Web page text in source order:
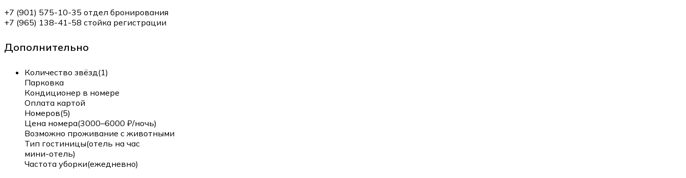
+7 (901) 575-10-35 отдел бронирования
+7 (965) 138-41-58 стойка регистрации
Дополнительно
Количество звёзд(1)
Парковка
Кондиционер в номере
Оплата картой
Номеров(5)
Цена номера(3000–6000 ₽/ночь)
Возможно проживание с животными
Тип гостиницы(отель на час
мини-отель)
Частота уборки(ежедневно)